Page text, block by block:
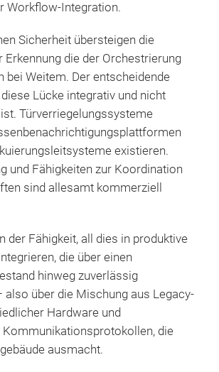
Workflow-Integration.
Sicherheit übersteigen die
Erkennung die der Orchestrierung
bei Weitem. Der entscheidende
Lücke integrativ und nicht
Türverriegelungssysteme
existieren.
und Fähigkeiten zur Koordination
sind allesamt kommerziell
der Fähigkeit, all dies in produktive
die über einen
hinweg zuverlässig
also über die Mischung aus Legacy-
Hardware und
Kommunikationsprotokollen, die
ausmacht.